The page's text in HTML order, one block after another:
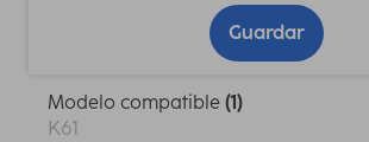
Guardar
Modelo compatible (1)
K61